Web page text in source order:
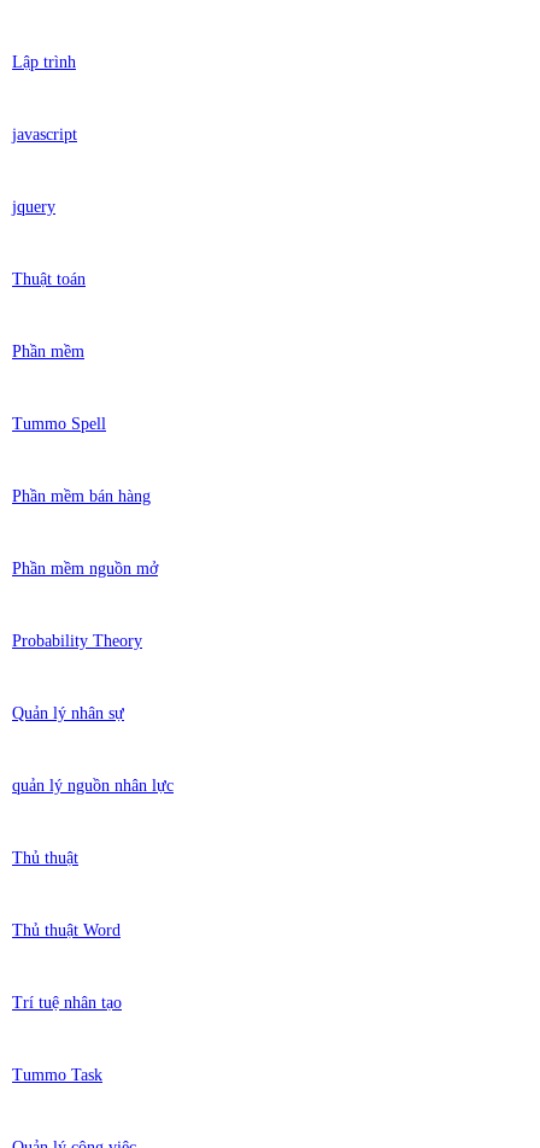
Lập trình
javascript
jquery
Thuật toán
Phần mềm
Tummo Spell
Phần mềm bán hàng
Phần mềm nguồn mở
Probability Theory
Quản lý nhân sự
quản lý nguồn nhân lực
Thủ thuật
Thủ thuật Word
Trí tuệ nhân tạo
Tummo Task